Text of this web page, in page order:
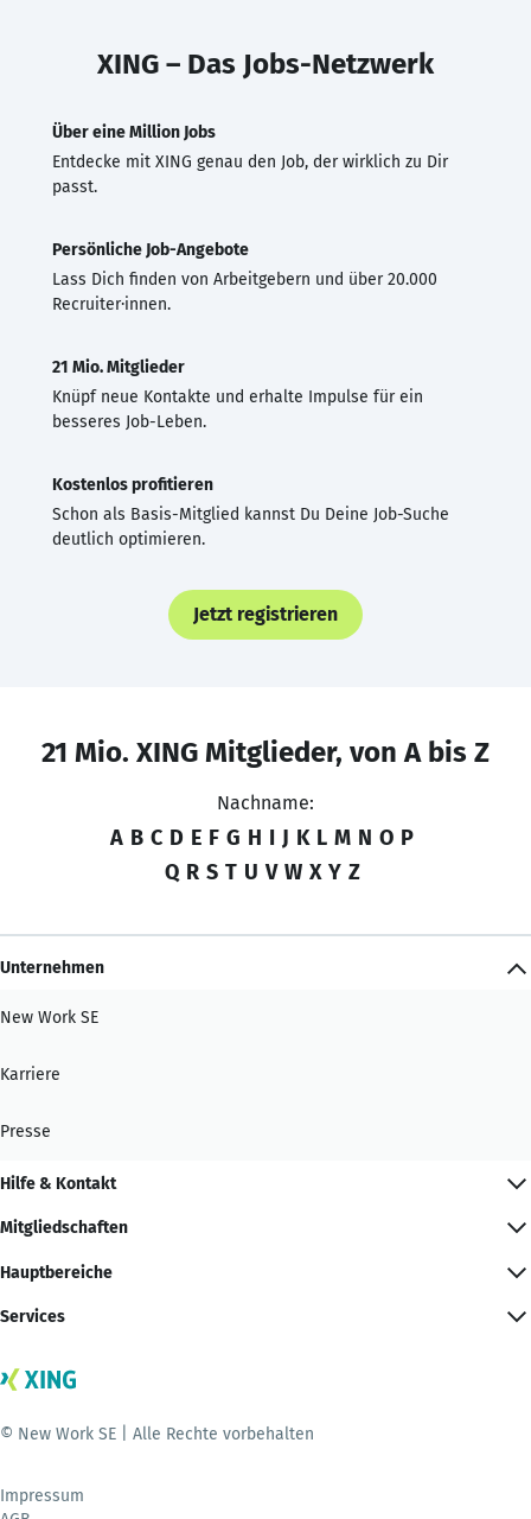
XING – Das Jobs-Netzwerk
Über eine Million Jobs
Entdecke mit XING genau den Job, der wirklich zu Dir
passt.
Persönliche Job-Angebote
Lass Dich finden von Arbeitgebern und über 20.000
Recruiter·innen.
21 Mio. Mitglieder
Knüpf neue Kontakte und erhalte Impulse für ein
besseres Job-Leben.
Kostenlos profitieren
Schon als Basis-Mitglied kannst Du Deine Job-Suche
deutlich optimieren.
Jetzt registrieren
21 Mio. XING Mitglieder, von A bis Z
Nachname:
A B C D E F G H I J K L M N O P
Q R S T U V W X Y Z
Unternehmen
New Work SE
Karriere
Presse
Hilfe & Kontakt
Mitgliedschaften
Hauptbereiche
Services
© New Work SE | Alle Rechte vorbehalten
Impressum